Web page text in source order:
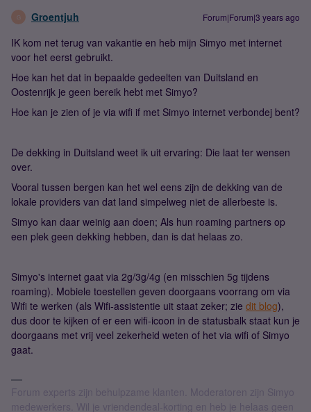
G Groentjuh Forum|Forum|3 years ago
IK kom net terug van vakantie en heb mijn Simyo met internet
voor het eerst gebruikt.
Hoe kan het dat in bepaalde gedeelten van Duitsland en
Oostenrijk je geen bereik hebt met Simyo?
Hoe kan je zien of je via wifi if met Simyo internet verbondej bent?
De dekking in Duitsland weet ik uit ervaring: Die laat ter wensen
over.
Vooral tussen bergen kan het wel eens zijn de dekking van de
lokale providers van dat land simpelweg niet de allerbeste is.
Simyo kan daar weinig aan doen; Als hun roaming partners op
een plek geen dekking hebben, dan is dat helaas zo.
Simyo's internet gaat via 2g/3g/4g (en misschien 5g tijdens
roaming). Mobiele toestellen geven doorgaans voorrang om via
Wifi te werken (als Wifi-assistentie uit staat zeker; zie dit blog),
dus door te kijken of er een wifi-icoon in de statusbalk staat kun je
doorgaans met vrij veel zekerheid weten of het via wifi of Simyo
gaat.
Forum experts zijn behulpzame klanten. Moderatoren zijn Simyo
medewerkers. Wil je vriendendeal-korting en heb je helaas geen